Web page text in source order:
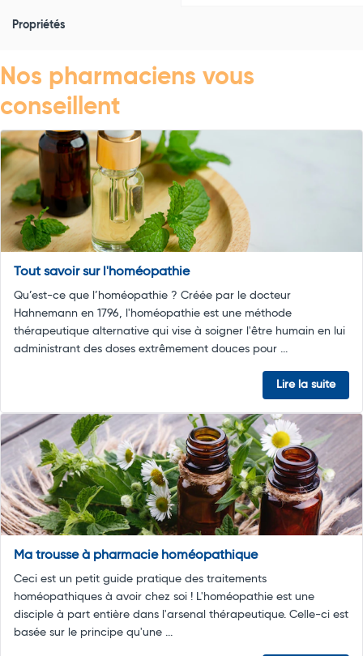
Propriétés
Nos pharmaciens vous
conseillent
Tout savoir sur l'homéopathie
Qu’est-ce que l’homéopathie ? Créée par le docteur
Hahnemann en 1796, l'homéopathie est une méthode
thérapeutique alternative qui vise à soigner l'être humain en lui
administrant des doses extrêmement douces pour ...
Lire la suite
Ma trousse à pharmacie homéopathique
Ceci est un petit guide pratique des traitements
homéopathiques à avoir chez soi ! L'homéopathie est une
disciple à part entière dans l'arsenal thérapeutique. Celle-ci est
basée sur le principe qu'une ...